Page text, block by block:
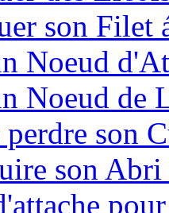
son Filet
Noeud
Noeud de
perdre son
son